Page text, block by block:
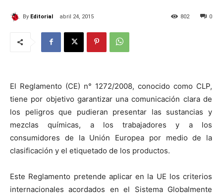
By Editorial abril 24, 2015 0
802
El Reglamento (CE) n° 1272/2008, conocido como CLP,
tiene por objetivo garantizar una comunicación clara de
los peligros que pudieran presentar las sustancias y
mezclas químicas, a los trabajadores y a los
consumidores de la Unión Europea por medio de la
clasificación y el etiquetado de los productos.
Este Reglamento pretende aplicar en la UE los criterios
internacionales acordados en el Sistema Globalmente